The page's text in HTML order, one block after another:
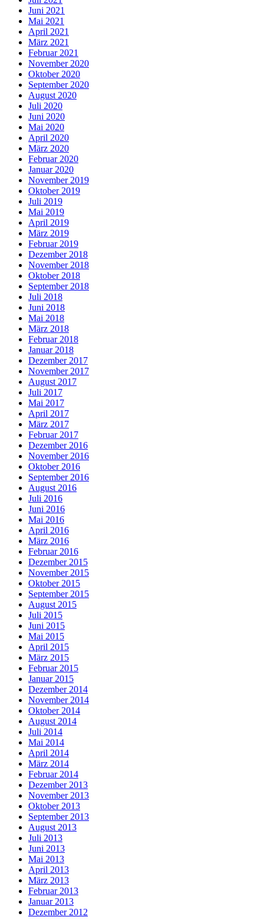
Juni 2021
Mai 2021
April 2021
März 2021
Februar 2021
November 2020
Oktober 2020
September 2020
August 2020
Juli 2020
Juni 2020
Mai 2020
April 2020
März 2020
Februar 2020
Januar 2020
November 2019
Oktober 2019
Juli 2019
Mai 2019
April 2019
März 2019
Februar 2019
Dezember 2018
November 2018
Oktober 2018
September 2018
Juli 2018
Juni 2018
Mai 2018
März 2018
Februar 2018
Januar 2018
Dezember 2017
November 2017
August 2017
Juli 2017
Mai 2017
April 2017
März 2017
Februar 2017
Dezember 2016
November 2016
Oktober 2016
September 2016
August 2016
Juli 2016
Juni 2016
Mai 2016
April 2016
März 2016
Februar 2016
Dezember 2015
November 2015
Oktober 2015
September 2015
August 2015
Juli 2015
Juni 2015
Mai 2015
April 2015
März 2015
Februar 2015
Januar 2015
Dezember 2014
November 2014
Oktober 2014
August 2014
Juli 2014
Mai 2014
April 2014
März 2014
Februar 2014
Dezember 2013
November 2013
Oktober 2013
September 2013
August 2013
Juli 2013
Juni 2013
Mai 2013
April 2013
März 2013
Februar 2013
Januar 2013
Dezember 2012